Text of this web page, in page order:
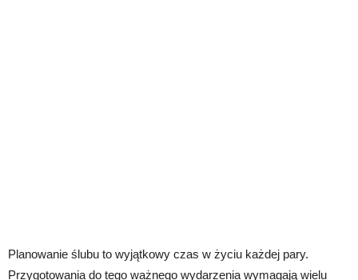
Planowanie ślubu to wyjątkowy czas w życiu każdej pary.
Przygotowania do tego ważnego wydarzenia wymagają wielu